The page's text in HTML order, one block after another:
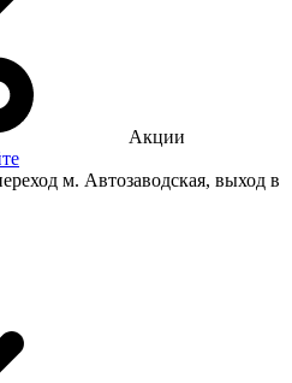
Акции
м. Автозаводская, выход в